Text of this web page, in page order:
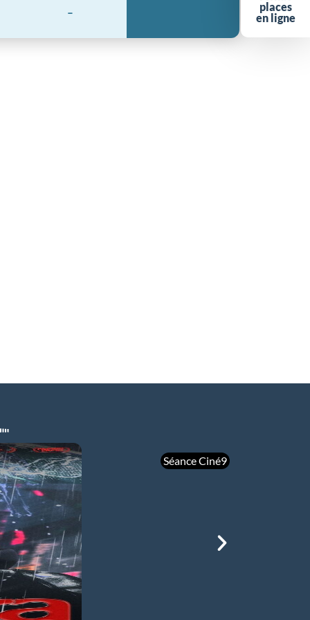
places
en ligne
-
Séance Ciné9
mer 05/08
21h00